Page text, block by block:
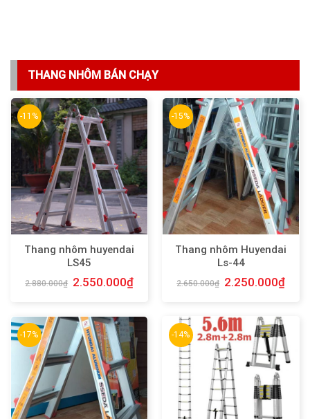
THANG NHÔM BÁN CHẠY
-11%
Thang nhôm huyendai
LS45
2.880.000₫ 2.550.000₫
-15%
Thang nhôm Huyendai
Ls-44
2.650.000₫ 2.250.000₫
-17% -14%